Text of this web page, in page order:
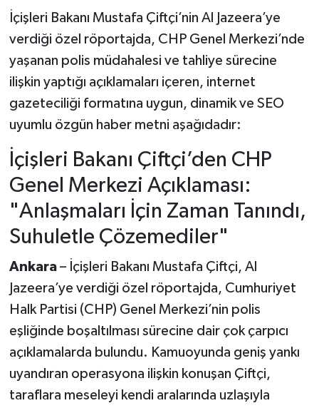
İçişleri Bakanı Mustafa Çiftçi’nin Al Jazeera’ye
verdiği özel röportajda, CHP Genel Merkezi’nde
yaşanan polis müdahalesi ve tahliye sürecine
ilişkin yaptığı açıklamaları içeren, internet
gazeteciliği formatına uygun, dinamik ve SEO
uyumlu özgün haber metni aşağıdadır:
İçişleri Bakanı Çiftçi’den CHP
Genel Merkezi Açıklaması:
"Anlaşmaları İçin Zaman Tanındı,
Suhuletle Çözemediler"
Ankara– İçişleri Bakanı Mustafa Çiftçi, Al
Jazeera’ye verdiği özel röportajda, Cumhuriyet
Halk Partisi (CHP) Genel Merkezi’nin polis
eşliğinde boşaltılması sürecine dair çok çarpıcı
açıklamalarda bulundu. Kamuoyunda geniş yankı
uyandıran operasyona ilişkin konuşan Çiftçi,
taraflara meseleyi kendi aralarında uzlaşıyla